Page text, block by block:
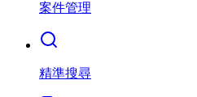
案件管理
精準搜尋